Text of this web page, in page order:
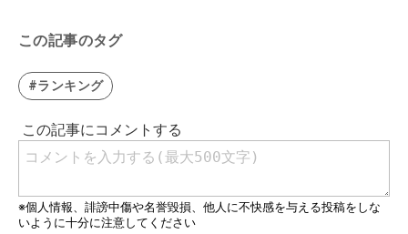
この記事のタグ
#ランキング